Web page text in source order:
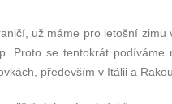
už máme pro letošní zimu
Proto se tentokrát podíváme
především v Itálii a